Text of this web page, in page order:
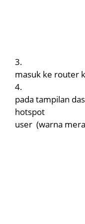
3.
masuk ke router
4.
pada tampilan
hotspot
user (warna